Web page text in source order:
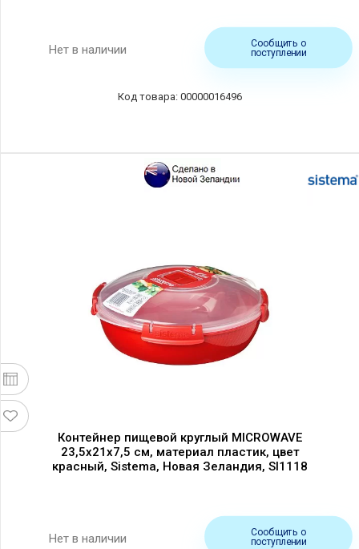
Нет в наличии
Сообщить о
поступлении
00000016496
Контейнер пищевой круглый MICROWAVE
23,5х21х7,5 см, материал пластик, цвет
красный, Sistema, Новая Зеландия, SI1118
Нет в наличии
Сообщить о
поступлении